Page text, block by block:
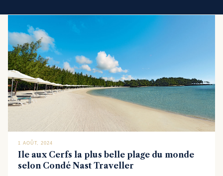
1 AOÛT, 2024
Ile aux Cerfs la plus belle plage du monde
selon Condé Nast Traveller